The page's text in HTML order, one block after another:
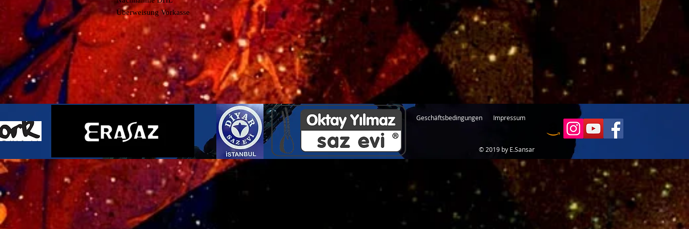
Überweisung Vorkasse
Geschäftsbedingungen Impressum
© 2019 by E.Sansar